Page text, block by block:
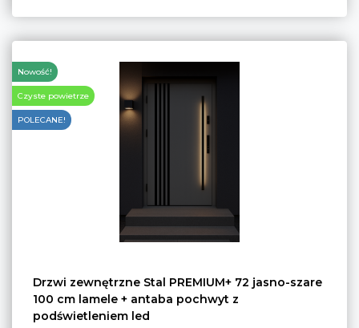
Nowość!
Czyste powietrze
POLECANE!
Drzwi zewnętrzne Stal PREMIUM+ 72 jasno-szare
100 cm lamele + antaba pochwyt z
podświetleniem led